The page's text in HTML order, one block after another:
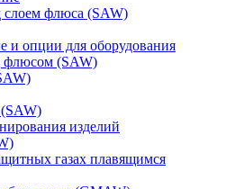
слоем флюса (SAW)
и опции для оборудования
флюсом (SAW)
изделий
газах плавящимся